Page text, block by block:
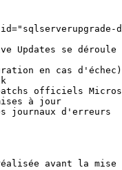
Updates se
en cas d'échec)
officiels
à jour
journaux d'erreurs
avant la